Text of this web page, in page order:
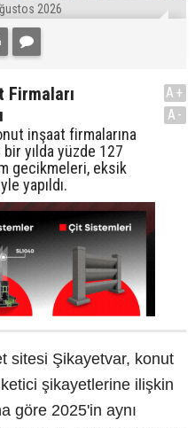
2026
Firmaları
inşaat firmalarına
yılda yüzde 127
gecikmeleri, eksik
yapıldı.
A+
A-
sitesi Şikayetvar, konut
şikayetlerine ilişkin
göre 2025'in aynı